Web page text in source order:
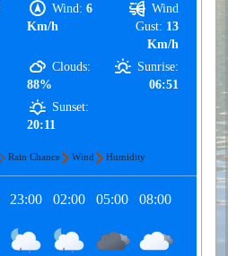
Wind: 6
Km/h
Wind
Gust: 13
Km/h
Clouds:
88%
Sunrise:
06:51
Sunset:
20:11
Rain Chance Wind Humidity
23:00 02:00 05:00 08:00